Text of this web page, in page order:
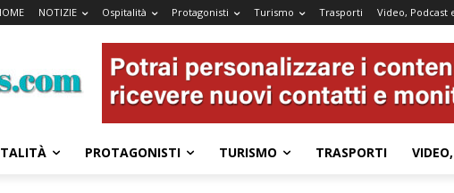
NOTIZIE Ospitalità Protagonisti Turismo Trasporti Video, Podcast
PROTAGONISTI TURISMO TRASPORTI